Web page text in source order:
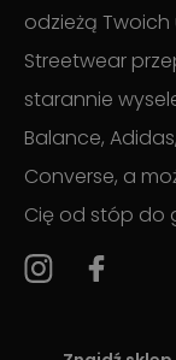
odzieżą
Streetwear
starannie
Balance,
Converse, a
Cię od stóp do